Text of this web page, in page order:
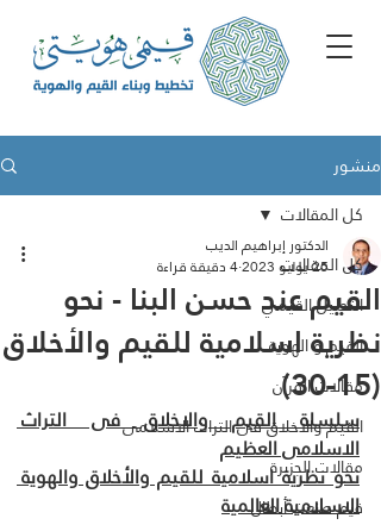
منشور
كل المقالات
التحليل القيمي
القيم و الهوية
مقالات القرآن
القيم والاخلاق فى التراث الاسلامى
مقالات الجزيرة
ﻗﯾم ﺻﻧﻌت أﺑطﺎل
كل المقالات
القيم عند حسن البنا - نحو
نظرية اسلامية للقيم والأخلاق
(15-30)
الدكتور إبراهيم الديب
25 يوليو 2023
4 دقيقة قراءة
سلسلة القيم والاخلاق فى التراث
الاسلامى العظيم
نحو نظرية اسلامية للقيم والأخلاق والهوية
الاسلامية العالمية